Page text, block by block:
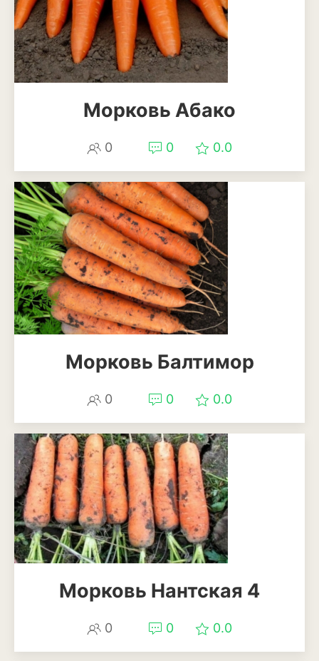
Эустома
Эхинацея
Эшшольция
Зерновые культуры
Овёс
Пшеница
Ячмень
Комнатные растения
Аглаонема
Алоказия
Диффенбахия
Колеус
Кротон или кодиеум
Орхидея
Сингониум
Спатифиллум
Кустарники и деревья
Морковь Абако
0 0 0.0
Морковь Балтимор
0 0 0.0
Морковь Нантская 4
0 0 0.0